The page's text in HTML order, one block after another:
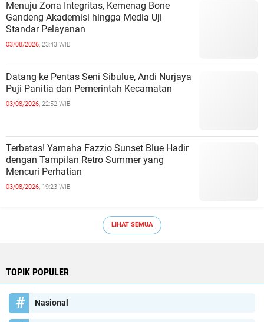
Menuju Zona Integritas, Kemenag Bone
Gandeng Akademisi hingga Media Uji
Standar Pelayanan
03/08/2026, 23:43 WIB
Datang ke Pentas Seni Sibulue, Andi Nurjaya
Puji Panitia dan Pemerintah Kecamatan
03/08/2026, 22:52 WIB
Terbatas! Yamaha Fazzio Sunset Blue Hadir
dengan Tampilan Retro Summer yang
Mencuri Perhatian
03/08/2026, 19:23 WIB
LIHAT SEMUA
TOPIK POPULER
Nasional